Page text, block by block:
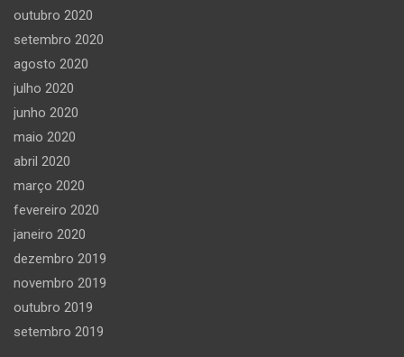
outubro 2020
setembro 2020
agosto 2020
julho 2020
junho 2020
maio 2020
abril 2020
março 2020
fevereiro 2020
janeiro 2020
dezembro 2019
novembro 2019
outubro 2019
setembro 2019